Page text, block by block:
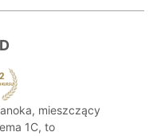
mieszczący
1C, to